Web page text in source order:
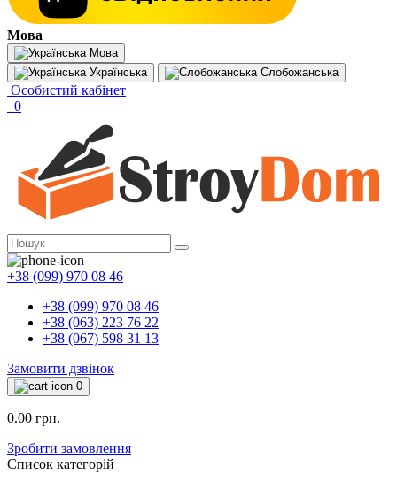
Мова
Мова
Українська
Слобожанська
Особистий кабінет
0
+38 (099) 970 08 46
+38 (099) 970 08 46
+38 (063) 223 76 22
+38 (067) 598 31 13
Замовити дзвінок
0
0.00 грн.
Зробити замовлення
Список категорій